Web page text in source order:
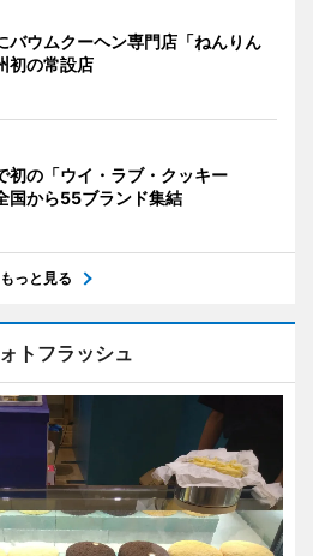
バウムクーヘン専門店「ねんりん
の常設店
初の「ウイ・ラブ・クッキー
から55ブランド集結
もっと見る
トフラッシュ